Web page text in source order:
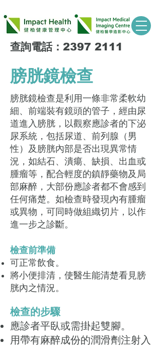
查詢電話：2397 2111
膀胱鏡檢查
膀胱鏡檢查是利用一條非常柔軟幼
細、前端裝有鏡頭的管子，經由尿
道進入膀胱，以觀察應診者的下泌
尿系統，包括尿道、前列腺（男
性）及膀胱內部是否出現異常情
況，如結石、潰瘍、缺損、出血或
腫瘤等，配合輕度的鎮靜藥物及局
部麻醉，大部份應診者都不會感到
任何痛楚。如檢查時發現內有腫瘤
或異物，可同時做組織切片，以作
進一步之診斷。
檢查前準備
可正常飲食。
將小便排清，使醫生能清楚看見膀
胱內之情況。
檢查的步驟
應診者平臥或需掛起雙腳。
用帶有麻醉成份的潤滑劑注射入